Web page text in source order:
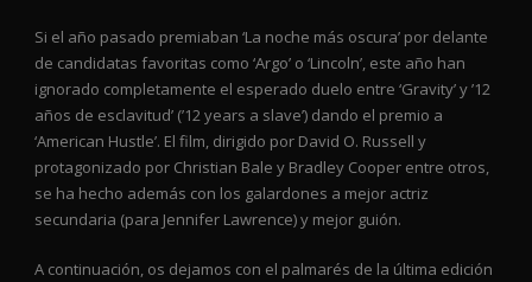
Si el año pasado premiaban ‘La noche más oscura’ por delante
de candidatas favoritas como ‘Argo’ o ‘Lincoln’, este año han
ignorado completamente el esperado duelo entre ‘Gravity’ y ’12
años de esclavitud’ (’12 years a slave’) dando el premio a
‘American Hustle’. El film, dirigido por David O. Russell y
protagonizado por Christian Bale y Bradley Cooper entre otros,
se ha hecho además con los galardones a mejor actriz
secundaria (para Jennifer Lawrence) y mejor guión.
A continuación, os dejamos con el palmarés de la última edición